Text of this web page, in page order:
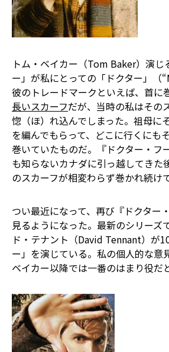
トム・ベイカー（Tom Baker）演じ
ー」が私にとっての「ドクター」（
彼のトレードマークといえば、首に
長いスカーフだが、当時の私はその
惚（ほ）れ込んでしまった。祖母に
を編んでもらって、どこに行くにも
巻いていたものだ。『ドクター・フ
も知らないカナダに引っ越してきた
のスカーフが相変わらず巻かれ続け
つい最近になって、再び『ドクター
見るようになった。最新のシリーズ
ド・テナント（David Tennant）が
ー」を演じている。私の個人的な意
ベイカー以降では一番のはまり役だ